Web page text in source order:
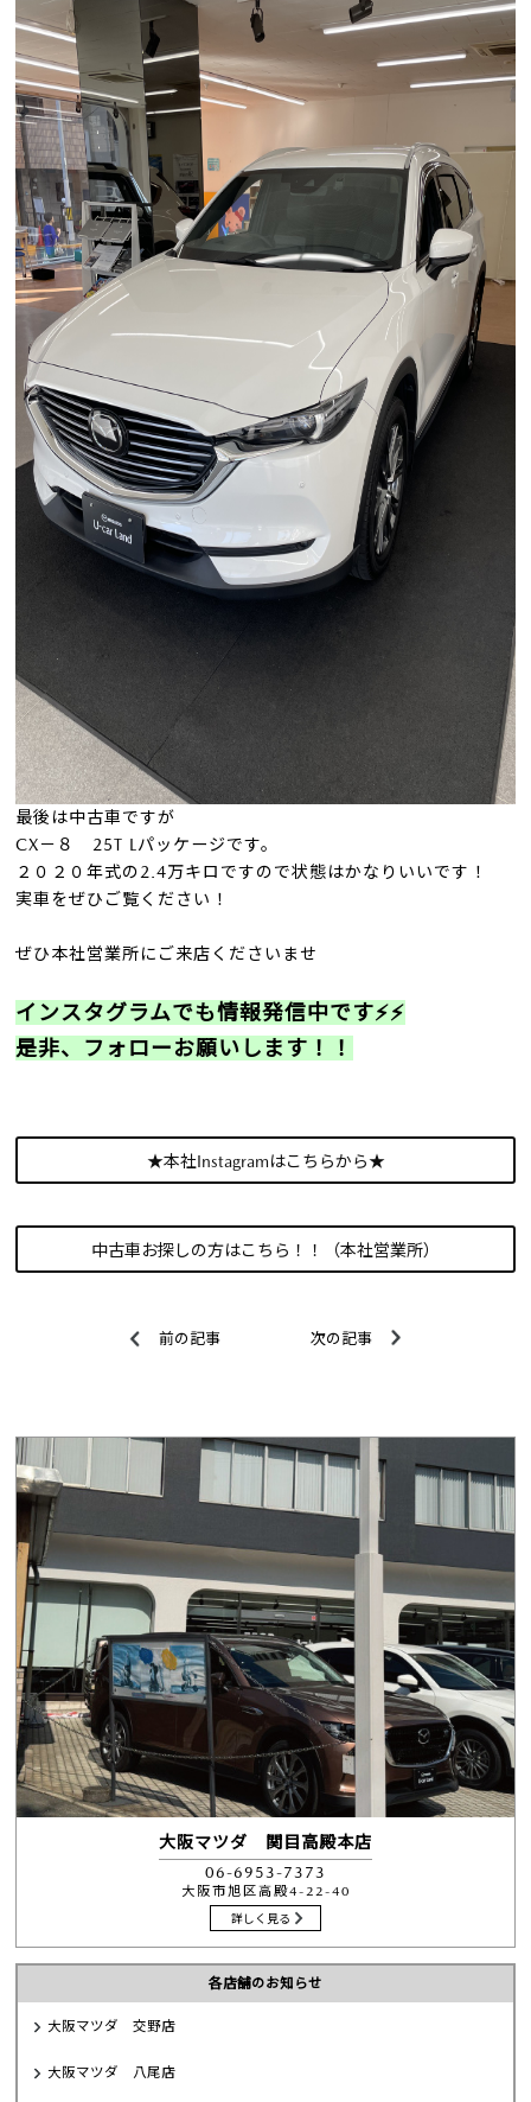
最後は中古車ですが
CX－８ 25T Lパッケージです。
２０２０年式の2.4万キロですので状態はかなりいいです！
実車をぜひご覧ください！
ぜひ本社営業所にご来店くださいませ
インスタグラムでも情報発信中です⚡⚡
是非、フォローお願いします！！
★本社Instagramはこちらから★
中古車お探しの方はこちら！！（本社営業所）
前の記事 次の記事
大阪マツダ 関目高殿本店
06-6953-7373
大阪市旭区高殿4-22-40
詳しく見る
各店舗のお知らせ
大阪マツダ 交野店
大阪マツダ 八尾店